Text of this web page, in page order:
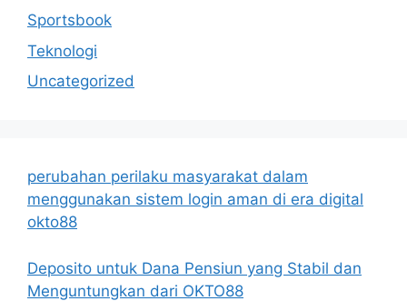
Sportsbook
Teknologi
Uncategorized
perubahan perilaku masyarakat dalam
menggunakan sistem login aman di era digital
okto88
Deposito untuk Dana Pensiun yang Stabil dan
Menguntungkan dari OKTO88